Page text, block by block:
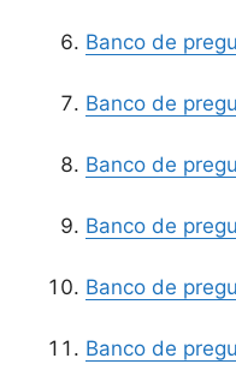
Banco de
Banco de
Banco de
Banco de
Banco de
Banco de